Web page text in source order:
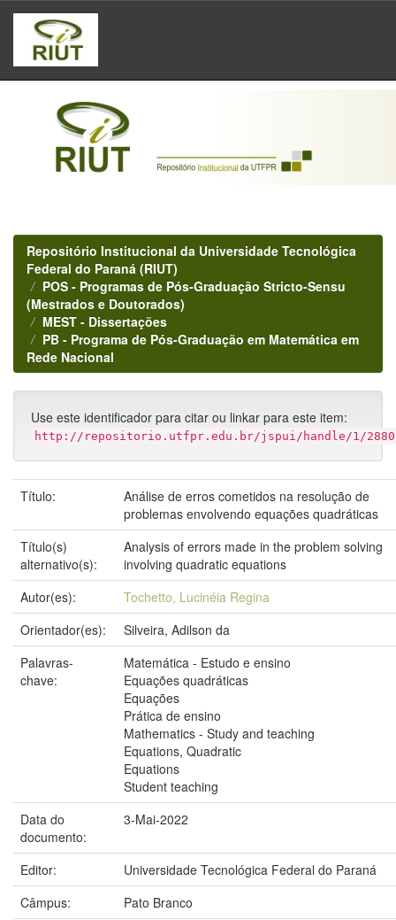
Skip
navigation
Repositório Institucional da Universidade Tecnológica
Federal do Paraná (RIUT)
POS - Programas de Pós-Graduação Stricto-Sensu
(Mestrados e Doutorados)
MEST - Dissertações
PB - Programa de Pós-Graduação em Matemática em
Rede Nacional
Use este identificador para citar ou linkar para este item:
http://repositorio.utfpr.edu.br/jspui/handle/1/
Título:
Análise de erros cometidos na resolução de
problemas envolvendo equações quadráticas
Título(s)
alternativo(s):
Analysis of errors made in the problem solving
involving quadratic equations
Autor(es):
Tochetto, Lucinéia Regina
Orientador(es):
Silveira, Adilson da
Palavras-
chave:
Matemática - Estudo e ensino
Equações quadráticas
Equações
Prática de ensino
Mathematics - Study and teaching
Equations, Quadratic
Equations
Student teaching
Data do
documento:
3-Mai-2022
Editor:
Universidade Tecnológica Federal do Paraná
Câmpus:
Pato Branco